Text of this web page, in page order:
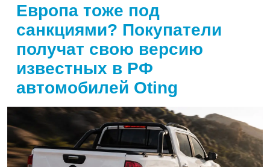
Европа тоже под
санкциями? Покупатели
получат свою версию
известных в РФ
автомобилей Oting